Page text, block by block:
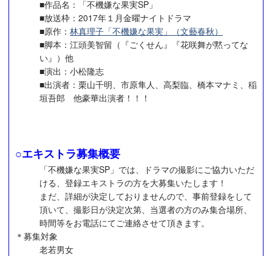
■作品名：「不機嫌な果実SP」
■放送枠：2017年１月金曜ナイトドラマ
■原作： 林真理子「不機嫌な果実」（文藝春秋）
■脚本：江頭美智留（『ごくせん』『花咲舞が黙ってな
い』）他
■演出：小松隆志
■出演者：栗山千明、市原隼人、高梨臨、橋本マナミ、稲
垣吾郎 他豪華出演者！！！
○エキストラ募集概要
「不機嫌な果実SP」では、ドラマの撮影にご協力いただ
ける、登録エキストラの方を大募集いたします！
まだ、詳細が決定しておりませんので、事前登録をして
頂いて、撮影日が決定次第、当選者の方のみ集合場所、
時間等をお電話にてご連絡させて頂きます。
＊募集対象
老若男女